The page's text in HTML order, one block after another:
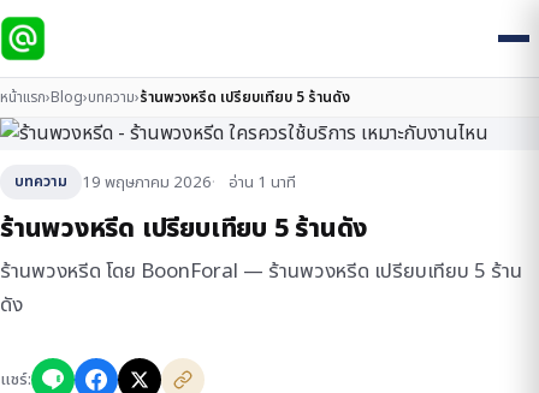
หน้าแรก›Blog›บทความ›ร้านพวงหรีด เปรียบเทียบ 5 ร้านดัง
บทความ 19 พฤษภาคม 2026 อ่าน 1 นาที
ร้านพวงหรีด เปรียบเทียบ 5 ร้านดัง
ร้านพวงหรีด โดย BoonForal — ร้านพวงหรีด เปรียบเทียบ 5 ร้าน
ดัง
แชร์: